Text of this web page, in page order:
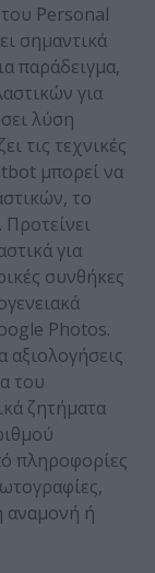
Personal
σημαντικά
παράδειγμα,
για
λύση
τις τεχνικές
μπορεί να
το
για
συνθήκες
Photos.
του
ζητήματα
πληροφορίες
αναμονή ή